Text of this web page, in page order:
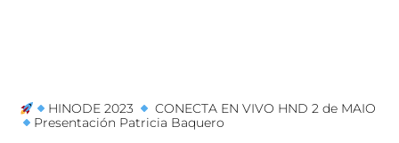
HINODE 2023
CONECTA EN VIVO HND 2 de MAIO
Presentación Patricia Baquero